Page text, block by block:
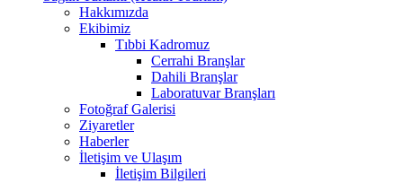
Hakkımızda
Ekibimiz
Tıbbi Kadromuz
Cerrahi Branşlar
Dahili Branşlar
Laboratuvar Branşları
Fotoğraf Galerisi
Ziyaretler
Haberler
İletişim ve Ulaşım
İletişim Bilgileri